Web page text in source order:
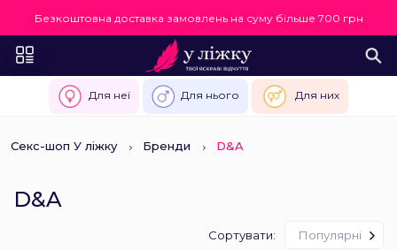
Безкоштовна доставка замовлень на суму більше 700 грн
Для неї Для нього Для них
Секс-шоп У ліжку Бренди D&A
D&A
Сортувати: Популярні